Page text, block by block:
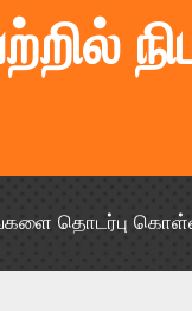
தொடர்பு